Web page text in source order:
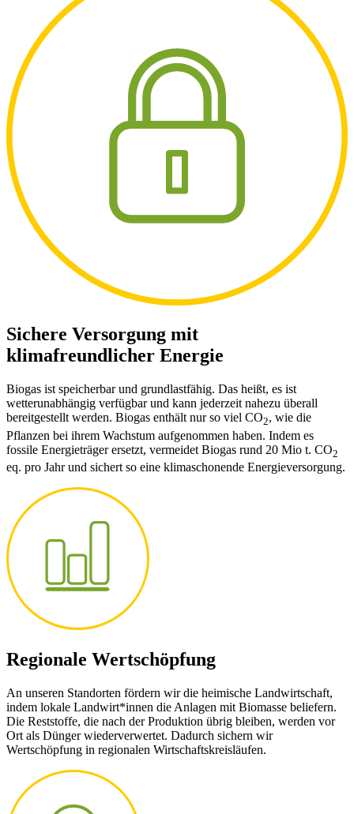
Sichere Versorgung mit
klimafreundlicher Energie
Biogas ist speicherbar und grundlastfähig. Das heißt, es ist
wetterunabhängig verfügbar und kann jederzeit nahezu überall
bereitgestellt werden. Biogas enthält nur so viel CO2, wie die
Pflanzen bei ihrem Wachstum aufgenommen haben. Indem es
fossile Energieträger ersetzt, vermeidet Biogas rund 20 Mio t. CO2
eq. pro Jahr und sichert so eine klimaschonende Energieversorgung.
Regionale Wertschöpfung
An unseren Standorten fördern wir die heimische Landwirtschaft,
indem lokale Landwirt*innen die Anlagen mit Biomasse beliefern.
Die Reststoffe, die nach der Produktion übrig bleiben, werden vor
Ort als Dünger wiederverwertet. Dadurch sichern wir
Wertschöpfung in regionalen Wirtschaftskreisläufen.